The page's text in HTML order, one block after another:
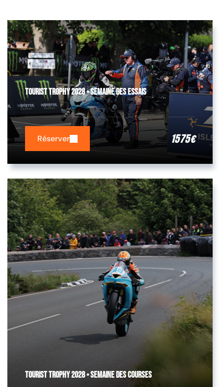
Tourist Trophy 2028 • Semaine des essais
Réserver 1575€
Tourist Trophy 2028 • Semaine des Courses